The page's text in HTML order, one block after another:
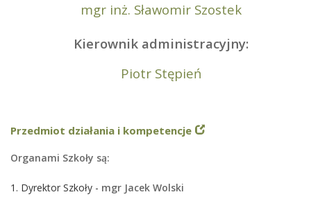
mgr inż. Sławomir Szostek
Kierownik administracyjny:
Piotr Stępień
Przedmiot działania i kompetencje
Organami Szkoły są:
1. Dyrektor Szkoły - mgr Jacek Wolski